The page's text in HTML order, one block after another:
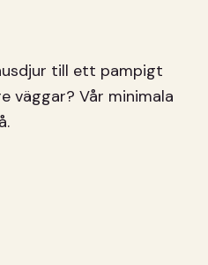
till ett pampigt
väggar? Vår minimala